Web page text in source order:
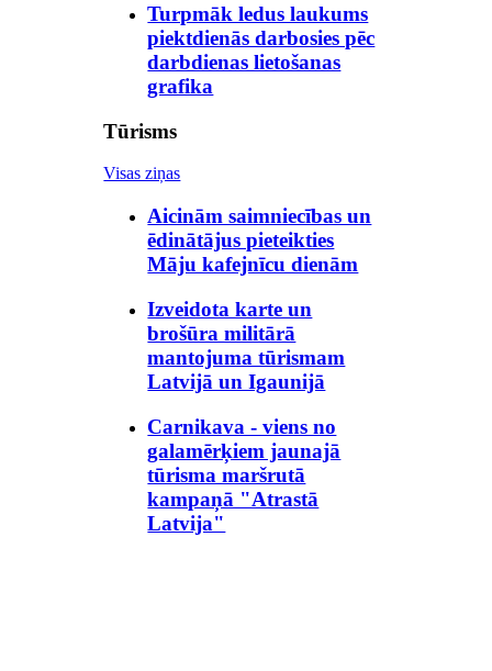
Turpmāk ledus laukums
piektdienās darbosies pēc
darbdienas lietošanas
grafika
Tūrisms
Visas ziņas
Aicinām saimniecības un
ēdinātājus pieteikties
Māju kafejnīcu dienām
Izveidota karte un
brošūra militārā
mantojuma tūrismam
Latvijā un Igaunijā
Carnikava - viens no
galamērķiem jaunajā
tūrisma maršrutā
kampaņā "Atrastā
Latvija"